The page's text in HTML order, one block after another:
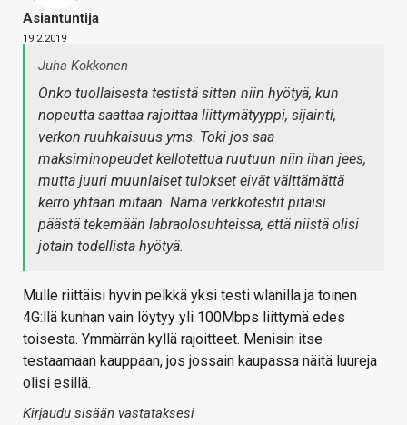
Asiantuntija
19.2.2019
Juha Kokkonen
Onko tuollaisesta testistä sitten niin hyötyä, kun
nopeutta saattaa rajoittaa liittymätyyppi, sijainti,
verkon ruuhkaisuus yms. Toki jos saa
maksiminopeudet kellotettua ruutuun niin ihan jees,
mutta juuri muunlaiset tulokset eivät välttämättä
kerro yhtään mitään. Nämä verkkotestit pitäisi
päästä tekemään labraolosuhteissa, että niistä olisi
jotain todellista hyötyä.
Mulle riittäisi hyvin pelkkä yksi testi wlanilla ja toinen
4G:llä kunhan vain löytyy yli 100Mbps liittymä edes
toisesta. Ymmärrän kyllä rajoitteet. Menisin itse
testaamaan kauppaan, jos jossain kaupassa näitä luureja
olisi esillä.
Kirjaudu sisään vastataksesi